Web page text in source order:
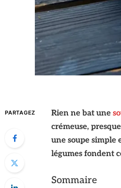
PARTAGEZ Rien ne bat une
crémeuse,
une soupe simple
légumes fondent
Sommaire